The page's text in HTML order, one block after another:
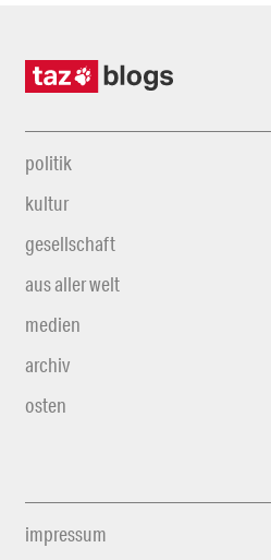
politik
kultur
gesellschaft
aus aller welt
medien
archiv
osten
impressum